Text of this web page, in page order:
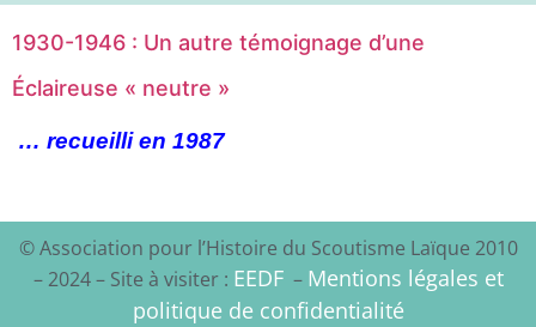
1930-1946 : Un autre témoignage d’une
Éclaireuse « neutre »
… recueilli en 1987
© Association pour l’Histoire du Scoutisme Laïque 2010
– 2024 – Site à visiter : EEDF– Mentions légales et
politique de confidentialité